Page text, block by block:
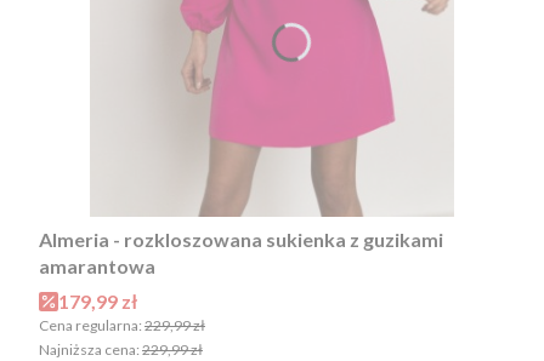
Almeria - rozkloszowana sukienka z guzikami
amarantowa
Cena promocyjna
179,99 zł
Cena regularna: 229,99 zł
Najniższa cena: 229,99 zł